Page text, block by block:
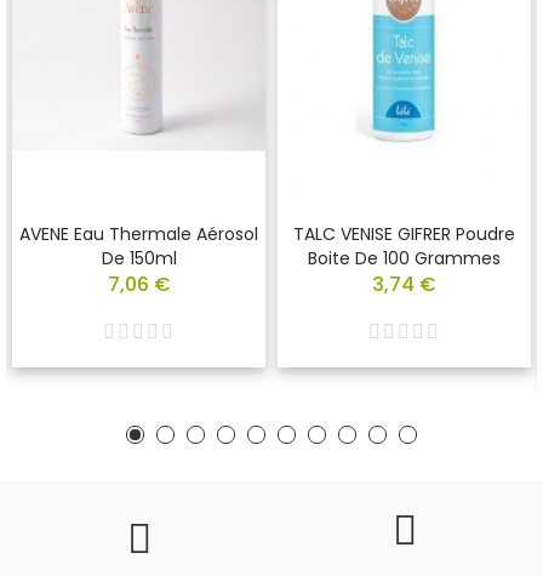
AVENE Eau Thermale Aérosol
De 150ml
7,06 €
TALC VENISE GIFRER Poudre
Boite De 100 Grammes
3,74 €